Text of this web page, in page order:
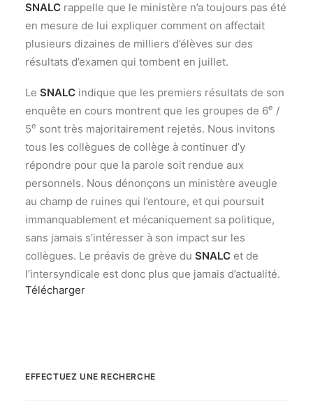
SNALC rappelle que le ministère n’a toujours pas été
en mesure de lui expliquer comment on affectait
plusieurs dizaines de milliers d’élèves sur des
résultats d’examen qui tombent en juillet.
Le SNALC indique que les premiers résultats de son
enquête en cours montrent que les groupes de 6e /
5e sont très majoritairement rejetés. Nous invitons
tous les collègues de collège à continuer d’y
répondre pour que la parole soit rendue aux
personnels. Nous dénonçons un ministère aveugle
au champ de ruines qui l’entoure, et qui poursuit
immanquablement et mécaniquement sa politique,
sans jamais s’intéresser à son impact sur les
collègues. Le préavis de grève du SNALC et de
l’intersyndicale est donc plus que jamais d’actualité.
Télécharger
EFFECTUEZ UNE RECHERCHE